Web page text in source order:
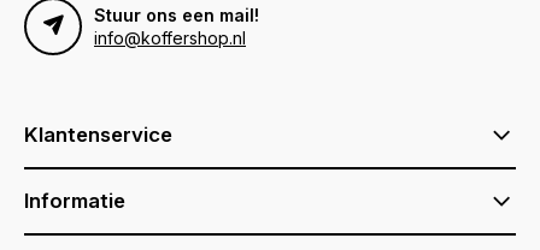
Stuur ons een mail!
info@koffershop.nl
Klantenservice
Informatie